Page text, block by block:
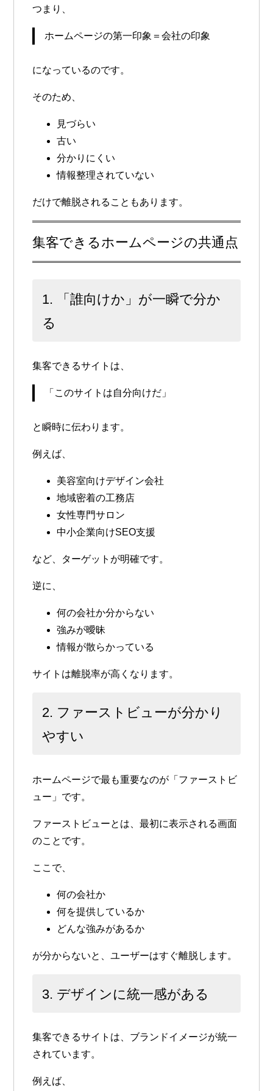
つまり、
ホームページの第一印象＝会社の印象
になっているのです。
そのため、
見づらい
古い
分かりにくい
情報整理されていない
だけで離脱されることもあります。
集客できるホームページの共通点
1. 「誰向けか」が一瞬で分か
る
集客できるサイトは、
「このサイトは自分向けだ」
と瞬時に伝わります。
例えば、
美容室向けデザイン会社
地域密着の工務店
女性専門サロン
中小企業向けSEO支援
など、ターゲットが明確です。
逆に、
何の会社か分からない
強みが曖昧
情報が散らかっている
サイトは離脱率が高くなります。
2. ファーストビューが分かり
やすい
ホームページで最も重要なのが「ファーストビ
ュー」です。
ファーストビューとは、最初に表示される画面
のことです。
ここで、
何の会社か
何を提供しているか
どんな強みがあるか
が分からないと、ユーザーはすぐ離脱します。
3. デザインに統一感がある
集客できるサイトは、ブランドイメージが統一
されています。
例えば、